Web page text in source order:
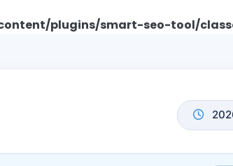
plugins/smart-seo-tool/